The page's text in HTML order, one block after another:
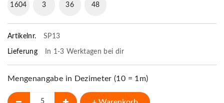
1604 3 36 47
Artikelnr. SP13
Lieferung In 1-3 Werktagen bei dir
Mengenangabe in Dezimeter (10 = 1m)